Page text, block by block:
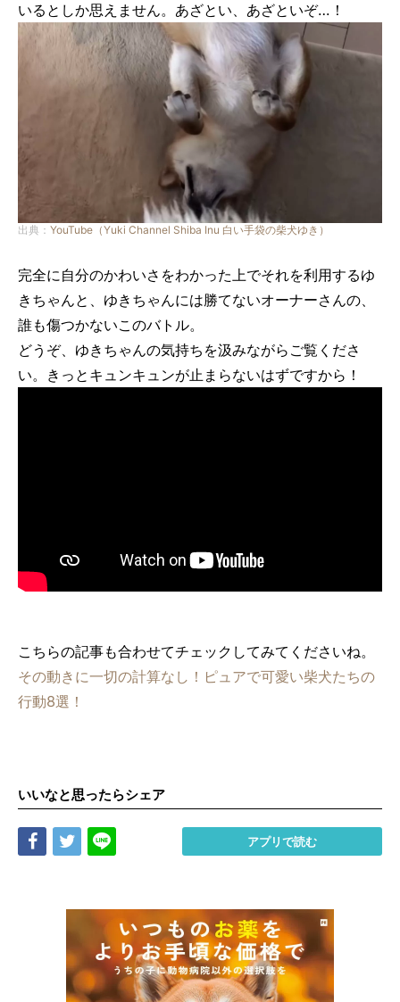
いるとしか思えません。あざとい、あざといぞ…！
出典： YouTube（Yuki Channel Shiba Inu 白い手袋の柴犬ゆき）
完全に自分のかわいさをわかった上でそれを利用するゆ
きちゃんと、ゆきちゃんには勝てないオーナーさんの、
誰も傷つかないこのバトル。
どうぞ、ゆきちゃんの気持ちを汲みながらご覧くださ
い。きっとキュンキュンが止まらないはずですから！
こちらの記事も合わせてチェックしてみてくださいね。
その動きに一切の計算なし！ピュアで可愛い柴犬たちの
行動8選！
いいなと思ったらシェア
Share Tweet アプリで読む